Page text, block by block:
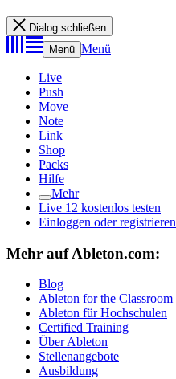
Dialog schließen
Menü Menü
Live
Push
Move
Note
Link
Shop
Packs
Hilfe
Mehr
Live 12 kostenlos testen
Einloggen oder registrieren
Mehr auf Ableton.com:
Blog
Ableton for the Classroom
Ableton für Hochschulen
Certified Training
Über Ableton
Stellenangebote
Ausbildung